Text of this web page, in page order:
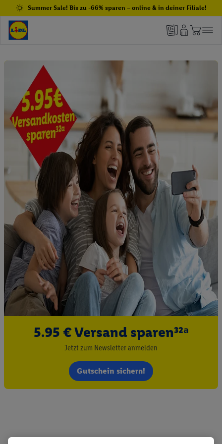
Summer Sale! Bis zu -66% sparen – online & in deiner Filiale!
5.95 € Versand sparen³²ᵃ
Jetzt zum Newsletter anmelden
Gutschein sichern!